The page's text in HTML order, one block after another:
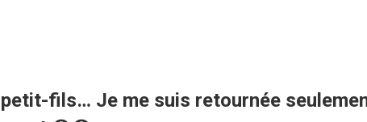
fils… Je me suis retournée